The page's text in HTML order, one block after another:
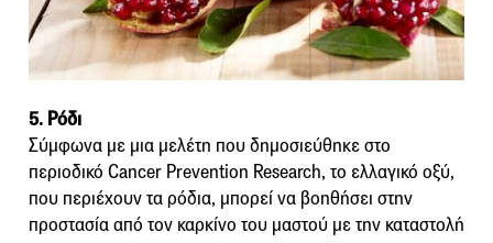
5. Ρόδι
Σύμφωνα με μια μελέτη που δημοσιεύθηκε στο
περιοδικό Cancer Prevention Research, το ελλαγικό οξύ,
που περιέχουν τα ρόδια, μπορεί να βοηθήσει στην
προστασία από τον καρκίνο του μαστού με την καταστολή